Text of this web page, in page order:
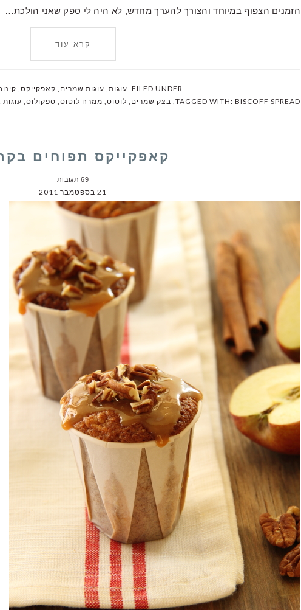
הזמנים הצפוף במיוחד והצורך להערך מחדש, לא היה לי ספק שאני הולכת…
קרא עוד
FILED UNDER: עוגות, עוגות שמרים , קאפקייקס,
TAGGED WITH: BISCOFF SPREAD
, בצק שמרים , לוטוס, ממרח לוטוס, ספקולוס, עוגות
קאפקייקס תפוחים
69 תגובות
21 בספטמבר 2011